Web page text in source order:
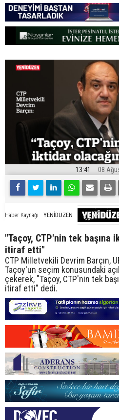
13:41 08
Haber Kaynağı YENİDÜZEN
"Taçoy, CTP'nin tek başına
itiraf etti"
CTP Milletvekili Devrim Barçın,
Taçoy'un seçim konusundaki
çekerek, "Taçoy, CTP'nin tek
itiraf etti" dedi.